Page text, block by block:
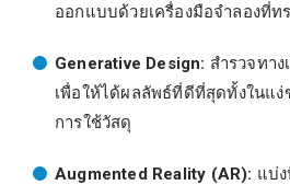
ออกแบบด้วยเครื่องมือจำลองที่ท
Generative Design: สำรวจทา
เพื่อให้ได้ผลลัพธ์ที่ดีที่สุดทั้งในแ
การใช้วัสดุ
Augmented Reality (AR): แบ่